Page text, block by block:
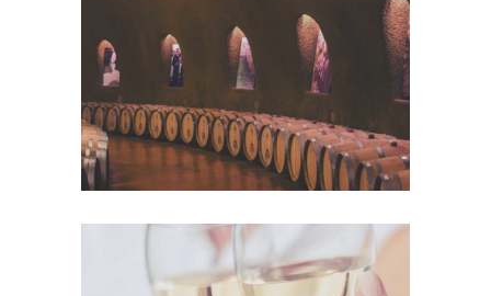
Wine Club
Photography